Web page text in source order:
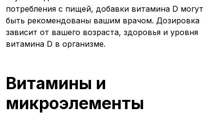
потребления с пищей, добавки витамина D могут
быть рекомендованы вашим врачом. Дозировка
зависит от вашего возраста, здоровья и уровня
витамина D в организме.
Витамины и
микроэлементы